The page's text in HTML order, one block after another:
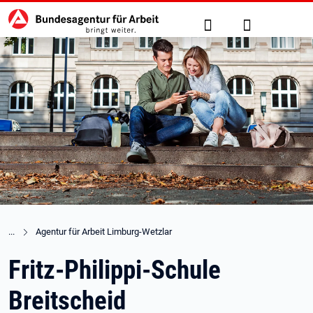
zu den Hauptinhalten springen
Hauptnavigation Suche Anmelden
Agentur für Arbeit Limburg-Wetzlar
Fritz-Philippi-Schule
Breitscheid